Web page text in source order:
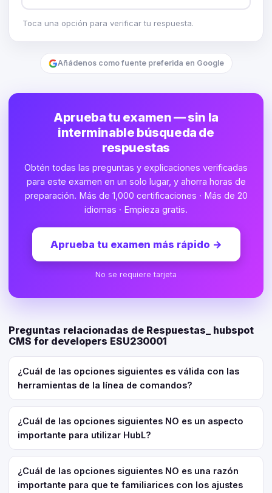
Toca una opción para verificar tu respuesta.
Añádenos como fuente preferida en Google
Aprueba tu examen — sin la
interminable búsqueda de
respuestas
Obtén todas las preguntas y explicaciones verificadas
para este examen en un solo lugar, y ahorra horas de
preparación. Más de 1,000 certificaciones · Más de 20
idiomas · Empieza gratis.
Aprueba tu examen más rápido →
No se requiere tarjeta
Preguntas relacionadas de Respuestas_ hubspot
CMS for developers ESU230001
¿Cuál de las opciones siguientes es válida con las
herramientas de la línea de comandos?
¿Cuál de las opciones siguientes NO es un aspecto
importante para utilizar HubL?
¿Cuál de las opciones siguientes NO es una razón
importante para que te familiarices con los ajustes